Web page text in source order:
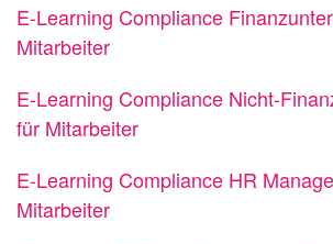
E-Learning Compliance
Mitarbeiter
E-Learning Compliance Nicht-
für Mitarbeiter
E-Learning Compliance HR
Mitarbeiter